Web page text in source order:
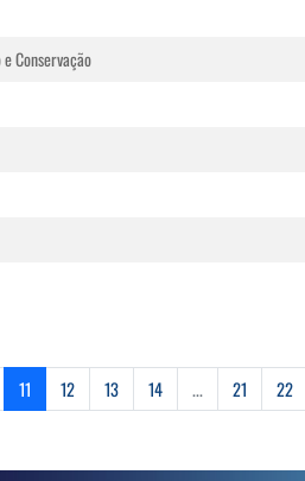
Conservação
11 12 13 14 ... 21 22